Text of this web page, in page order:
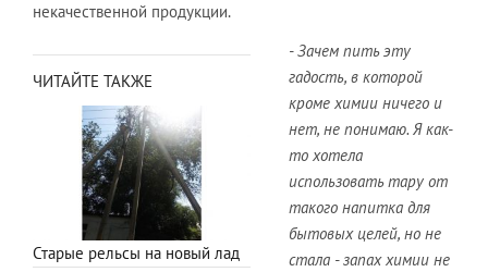
некачественной продукции.
ЧИТАЙТЕ ТАКЖЕ
Старые рельсы на новый лад
- Зачем пить эту
гадость, в которой
кроме химии ничего и
нет, не понимаю. Я как-
то хотела
использовать тару от
такого напитка для
бытовых целей, но не
стала - запах химии не